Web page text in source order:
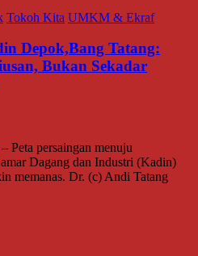
Tokoh Kita UMKM & Ekraf
Depok,Bang Tatang:
Bukan Sekadar
persaingan menuju
Dagang dan Industri (Kadin)
memanas. Dr. (c) Andi Tatang